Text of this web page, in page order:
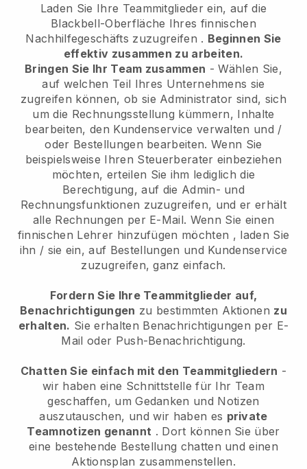
Laden Sie Ihre Teammitglieder ein, auf die
Blackbell-Oberfläche Ihres finnischen
Nachhilfegeschäfts zuzugreifen . Beginnen Sie
effektiv zusammen zu arbeiten.
Bringen Sie Ihr Team zusammen - Wählen Sie,
auf welchen Teil Ihres Unternehmens sie
zugreifen können, ob sie Administrator sind, sich
um die Rechnungsstellung kümmern, Inhalte
bearbeiten, den Kundenservice verwalten und /
oder Bestellungen bearbeiten. Wenn Sie
beispielsweise Ihren Steuerberater einbeziehen
möchten, erteilen Sie ihm lediglich die
Berechtigung, auf die Admin- und
Rechnungsfunktionen zuzugreifen, und er erhält
alle Rechnungen per E-Mail. Wenn Sie einen
finnischen Lehrer hinzufügen möchten , laden Sie
ihn / sie ein, auf Bestellungen und Kundenservice
zuzugreifen, ganz einfach.
Fordern Sie Ihre Teammitglieder auf,
Benachrichtigungen zu bestimmten Aktionen zu
erhalten. Sie erhalten Benachrichtigungen per E-
Mail oder Push-Benachrichtigung.
Chatten Sie einfach mit den Teammitgliedern -
wir haben eine Schnittstelle für Ihr Team
geschaffen, um Gedanken und Notizen
auszutauschen, und wir haben es private
Teamnotizen genannt . Dort können Sie über
eine bestehende Bestellung chatten und einen
Aktionsplan zusammenstellen.